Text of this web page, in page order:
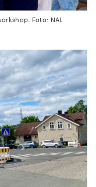
Foto: NAL